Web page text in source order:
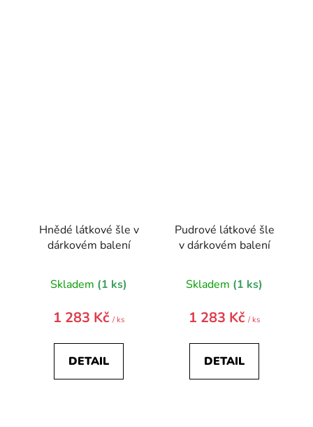
Hnědé látkové šle v
dárkovém balení
Skladem (1 ks)
1 283 Kč / ks
DETAIL
Pudrové látkové šle
v dárkovém balení
Skladem (1 ks)
1 283 Kč / ks
DETAIL